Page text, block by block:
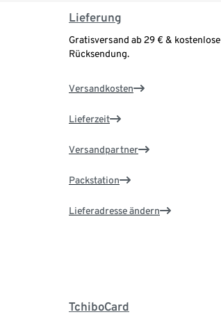
Lieferung
Gratisversand ab 29 € & kostenlose
Rücksendung.
Versandkosten
Lieferzeit
Versandpartner
Packstation
Lieferadresse ändern
TchiboCard